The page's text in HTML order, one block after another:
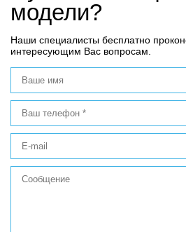
модели?
Наши специалисты бесплатно
интересующим Вас вопросам.